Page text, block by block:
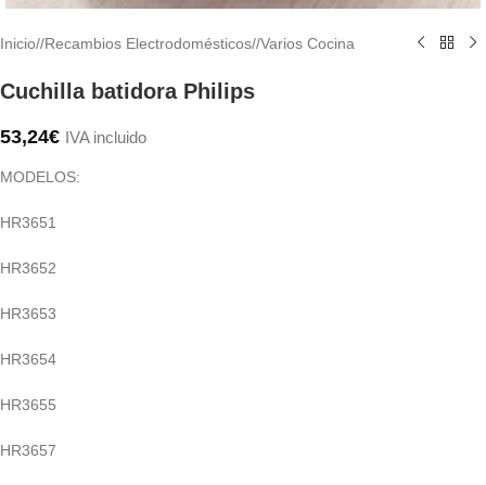
Inicio/ Recambios Electrodomésticos/ Varios Cocina
Cuchilla batidora Philips
53,24€ IVA incluido
MODELOS:
HR3651
HR3652
HR3653
HR3654
HR3655
HR3657